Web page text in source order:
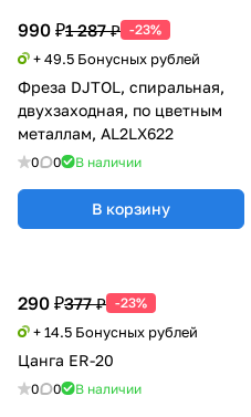
990 ₽1 287 ₽ -23%
+ 49.5 Бонусных рублей
Фреза DJTOL, спиральная,
двухзаходная, по цветным
металлам, AL2LX622
0 0 В наличии
В корзину
290 ₽377 ₽ -23%
+ 14.5 Бонусных рублей
Цанга ER-20
0 0 В наличии